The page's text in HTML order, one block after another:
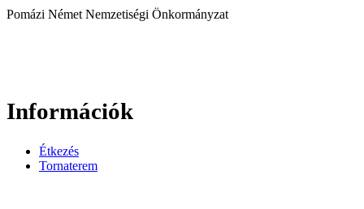
Pomázi Német Nemzetiségi Önkormányzat
Információk
Étkezés
Tornaterem